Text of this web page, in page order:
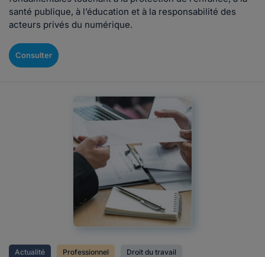
santé publique, à l’éducation et à la responsabilité des
acteurs privés du numérique.
Consulter
Actualité Professionnel Droit du travail